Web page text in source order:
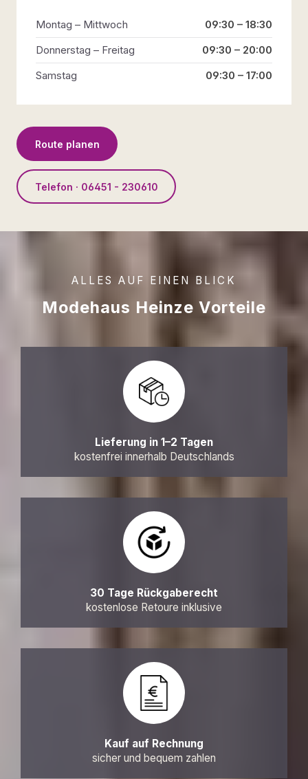
Montag – Mittwoch
09:30 – 18:30
Donnerstag – Freitag
09:30 – 20:00
Samstag
09:30 – 17:00
Route planen
Telefon · 06451 - 230610
ALLES AUF EINEN BLICK
Modehaus Heinze Vorteile
Lieferung in 1–2 Tagen
kostenfrei innerhalb Deutschlands
30 Tage Rückgaberecht
kostenlose Retoure inklusive
Kauf auf Rechnung
sicher und bequem zahlen